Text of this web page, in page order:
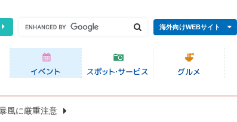
海外向けWEBサイト
風に厳重注意